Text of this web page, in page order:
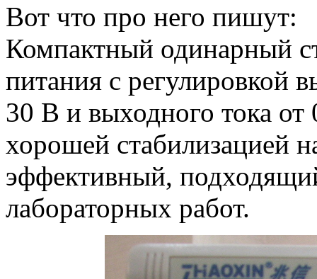
Вот что про него пишут:
Компактный одинарный
питания с регулировкой
30 В и выходного тока от
хорошей стабилизацией
эффективный,
лабораторных работ.